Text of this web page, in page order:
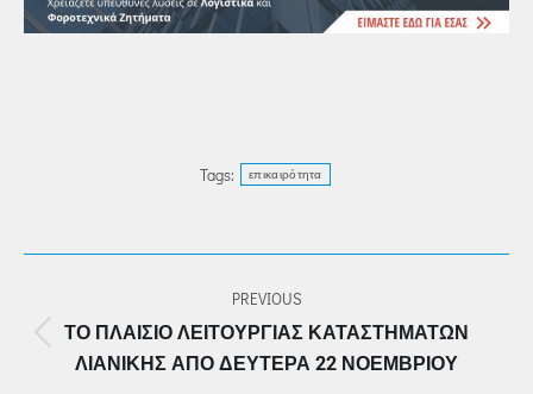
Tags: επικαιρότητα
PREVIOUS
Previous
post:
ΤΟ ΠΛΑΊΣΙΟ ΛΕΙΤΟΥΡΓΊΑΣ ΚΑΤΑΣΤΗΜΆΤΩΝ
ΛΙΑΝΙΚΉΣ ΑΠΌ ΔΕΥΤΈΡΑ 22 ΝΟΕΜΒΡΊΟΥ